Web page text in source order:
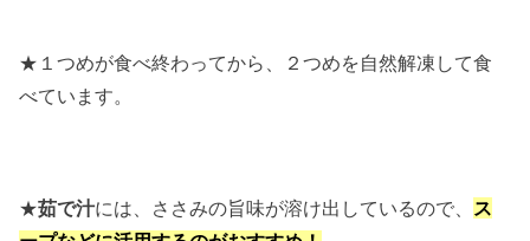
★１つめが食べ終わってから、２つめを自然解凍して食
べています。
★茹で汁には、ささみの旨味が溶け出しているので、 ス